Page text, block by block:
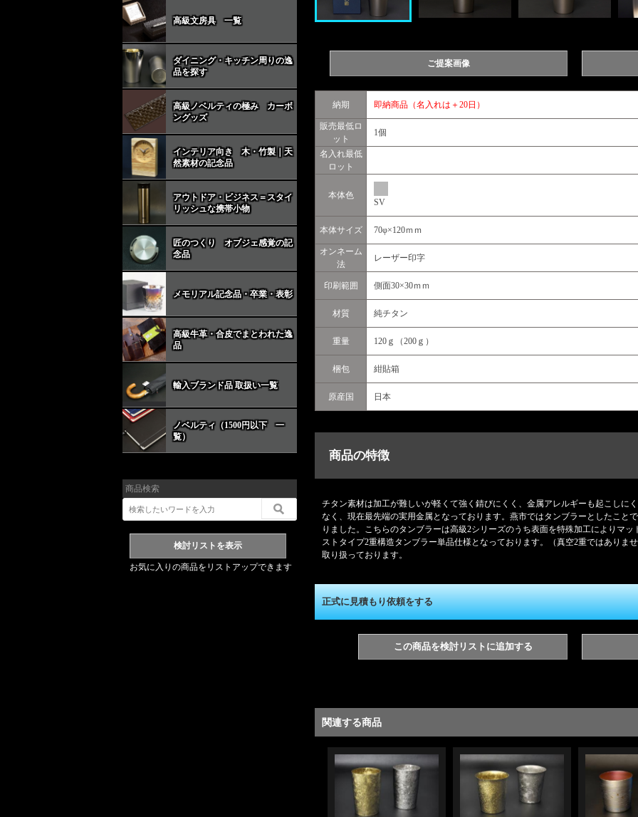
ご提案画像
納期 即納商品（名入れは＋20日）
販売最低ロ
ット
1個
名入れ最低
ロット
本体色
SV
本体サイズ 70φ×120ｍｍ
オンネーム
法
レーザー印字
印刷範囲 側面30×30ｍｍ
材質 純チタン
重量 120ｇ（200ｇ）
梱包 紺貼箱
原産国 日本
商品の特徴
チタン素材は加工が難しいが軽くて強く錆びにくく、金属アレルギーも起こしに
なく、現在最先端の実用金属となっております。燕市ではタンブラーとしたこと
りました。こちらのタンブラーは高級2シリーズのうち表面を特殊加工によりマ
ストタイプ2重構造タンブラー単品仕様となっております。（真空2重ではあり
取り扱っております。
正式に見積もり依頼をする
この商品を検討リストに追加する
関連する商品
高級文房具 一覧
ダイニング・キッチン周りの逸
品を探す
高級ノベルティの極み カーボ
ングッズ
インテリア向き 木・竹製｜天
然素材の記念品
アウトドア・ビジネス＝スタイ
リッシュな携帯小物
匠のつくり オブジェ感覚の記
念品
メモリアル記念品・卒業・表彰
高級牛革・合皮でまとわれた逸
品
輸入ブランド品 取扱い一覧
ノベルティ（1500円以下 一
覧）
商品検索
お気に入りの商品をリストアップできます